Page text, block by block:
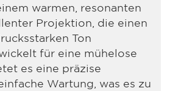
warmen, resonanten
Projektion, die einen
Ton
für eine mühelose
es eine präzise
Wartung, was es zu